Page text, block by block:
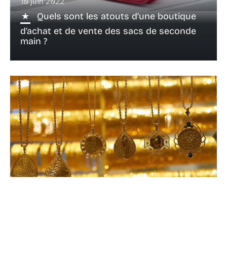
Quels sont les atouts d’une boutique
d’achat et de vente des sacs de seconde
main ?